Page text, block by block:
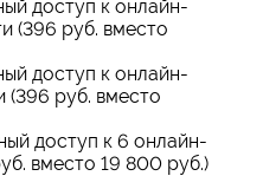
доступ к онлайн-
(396 руб. вместо
доступ к онлайн-
(396 руб. вместо
доступ к 6 онлайн-
вместо 19 800 руб.)